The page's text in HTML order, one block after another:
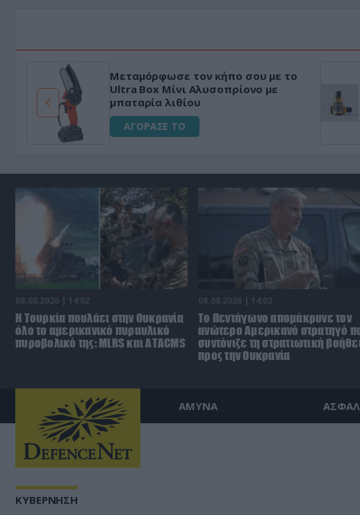
Μεταμόρφωσε τον κήπο σου με το
Ultra Box Μίνι Αλυσοπρίονο με
μπαταρία λιθίου
ΑΓΟΡΑΣΕ ΤΟ
08.08.2026 | 14:02
Η Τουρκία πουλάει στην Ουκρανία
όλο το αμερικανικό πυραυλικό
πυροβολικό της: MLRS και ΑΤΑCMS
08.08.2026 | 14:02
Το Πεντάγωνο απομάκρυνε τον
ανώτερο Αμερικανό στρατηγό
συντόνιζε τη στρατιωτική
προς την Ουκρανία
ΑΜΥΝΑ
ΚΥΒΕΡΝΗΣΗ